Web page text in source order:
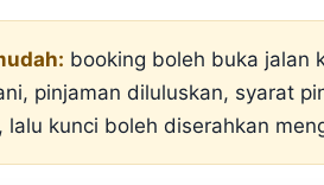
booking boleh buka jalan
pinjaman diluluskan, syarat
lalu kunci boleh diserahkan